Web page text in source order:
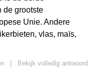
de grootste
Unie. Andere
vlas, maïs,
Bekijk volledig antwoord